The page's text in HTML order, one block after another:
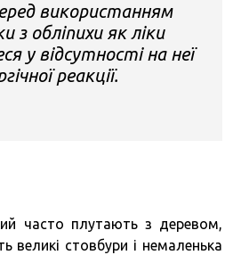
використанням
з обліпихи як ліки
у відсутності на неї
реакції.
часто плутають з деревом,
великі стовбури і немаленька